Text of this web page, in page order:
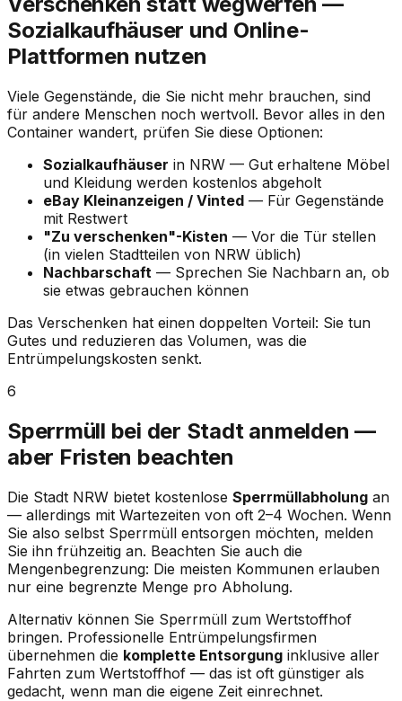
Sozialkaufhäuser und Online-
Plattformen nutzen
Viele Gegenstände, die Sie nicht mehr brauchen, sind
für andere Menschen noch wertvoll. Bevor alles in den
Container wandert, prüfen Sie diese Optionen:
Sozialkaufhäuser in NRW — Gut erhaltene Möbel
und Kleidung werden kostenlos abgeholt
eBay Kleinanzeigen / Vinted — Für Gegenstände
mit Restwert
"Zu verschenken"-Kisten — Vor die Tür stellen
(in vielen Stadtteilen von NRW üblich)
Nachbarschaft — Sprechen Sie Nachbarn an, ob
sie etwas gebrauchen können
Das Verschenken hat einen doppelten Vorteil: Sie tun
Gutes und reduzieren das Volumen, was die
Entrümpelungskosten senkt.
6
Sperrmüll bei der Stadt anmelden —
aber Fristen beachten
Die Stadt NRW bietet kostenlose Sperrmüllabholung an
— allerdings mit Wartezeiten von oft 2–4 Wochen. Wenn
Sie also selbst Sperrmüll entsorgen möchten, melden
Sie ihn frühzeitig an. Beachten Sie auch die
Mengenbegrenzung: Die meisten Kommunen erlauben
nur eine begrenzte Menge pro Abholung.
Alternativ können Sie Sperrmüll zum Wertstoffhof
bringen. Professionelle Entrümpelungsfirmen
übernehmen die komplette Entsorgung inklusive aller
Fahrten zum Wertstoffhof — das ist oft günstiger als
gedacht, wenn man die eigene Zeit einrechnet.